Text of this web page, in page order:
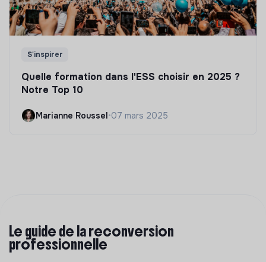
S'inspirer
Quelle formation dans l'ESS choisir en 2025 ?
Notre Top 10
Marianne Roussel•07 mars 2025
Le guide de la reconversion
professionnelle